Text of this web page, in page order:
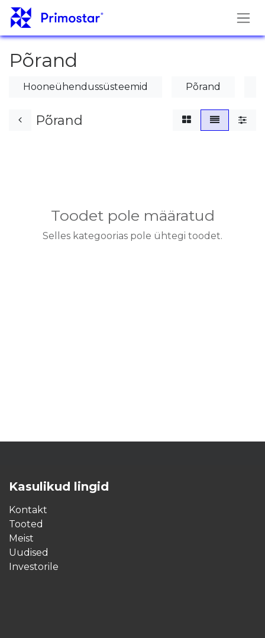
Skip to Content
Põrand
Hooneühendussüsteemid Põrand
Põrand
Toodet pole määratud
Selles kategoorias pole ühtegi toodet.
Kasulikud lingid
Kontakt
Tooted
Meist
Uudised
Investorile